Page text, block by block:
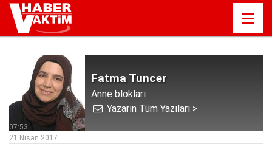
Fatma Tuncer
Anne blokları
Yazarın Tüm Yazıları >
07:53
21 Nisan 2017